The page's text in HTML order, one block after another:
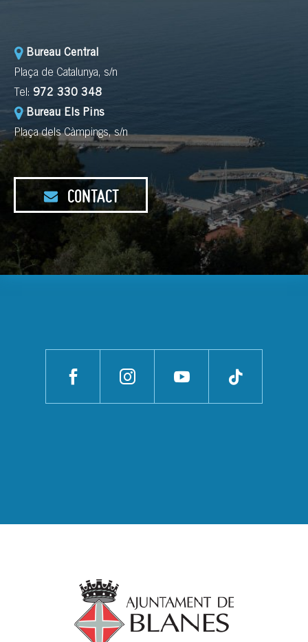
Bureau Central
Plaça de Catalunya, s/n
Tel: 972 330 348
Bureau Els Pins
Plaça dels Càmpings, s/n
CONTACT